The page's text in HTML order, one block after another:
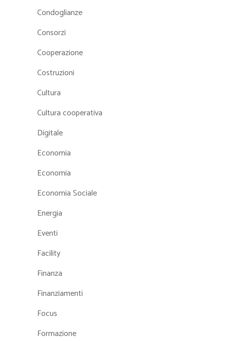
Condoglianze
Consorzi
Cooperazione
Costruzioni
Cultura
Cultura cooperativa
Digitale
Economia
Economia
Economia Sociale
Energia
Eventi
Facility
Finanza
Finanziamenti
Focus
Formazione